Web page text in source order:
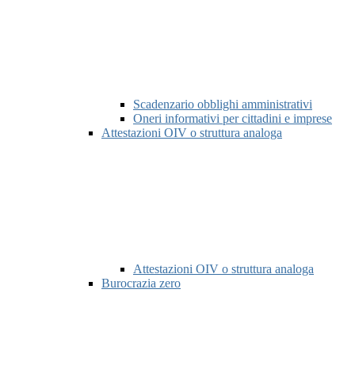
Scadenzario obblighi amministrativi
Oneri informativi per cittadini e imprese
Attestazioni OIV o struttura analoga
Attestazioni OIV o struttura analoga
Burocrazia zero